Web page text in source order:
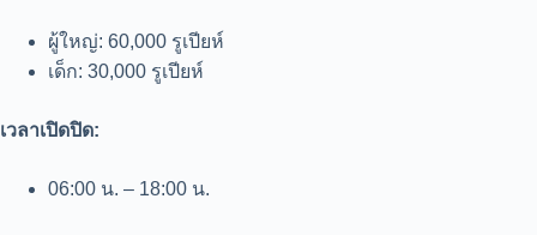
ผู้ใหญ่: 60,000 รูเปียห์
เด็ก: 30,000 รูเปียห์
เวลาเปิดปิด:
06:00 น. – 18:00 น.